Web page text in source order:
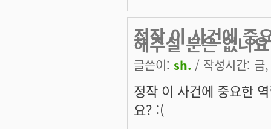
정작 이 사건에 중
해주실 분은 없나요
글쓴이: sh. / 작성시간:
정작 이 사건에 중요한
요? :(